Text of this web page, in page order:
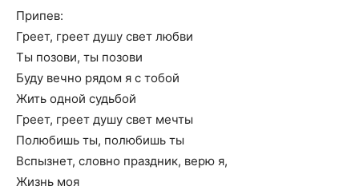
Припев:
Греет, греет душу свет любви
Ты позови, ты позови
Буду вечно рядом я с тобой
Жить одной судьбой
Греет, греет душу свет мечты
Полюбишь ты, полюбишь ты
Вспызнет, словно праздник, верю я,
Жизнь моя